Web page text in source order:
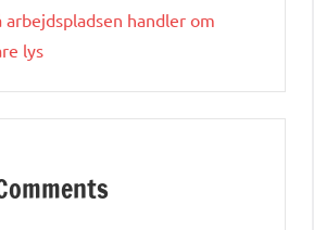
arbejdspladsen handler om
lys